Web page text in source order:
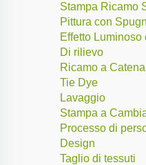
Stampa Ricamo
Pittura con
Effetto
Di rilievo
Ricamo a Catena
Tie Dye
Lavaggio
Stampa a
Processo di
Design
Taglio di tessuti